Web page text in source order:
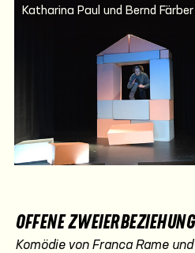
Katharina Paul und Bernd Färber
OFFENE ZWEIERBEZIEHUNG
Komödie von Franca Rame